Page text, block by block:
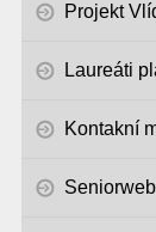
Projekt
Laureáti
Kontakní
Seniorweb